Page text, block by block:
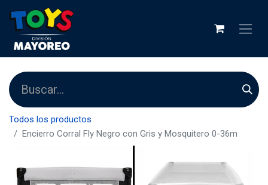
Todos los productos
Encierro Corral Fly Negro con Gris y Mosquitero 0-36m